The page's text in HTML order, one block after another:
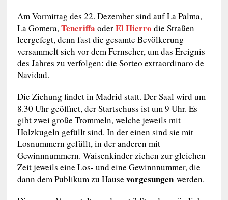
Am Vormittag des 22. Dezember sind auf La Palma,
La Gomera,Teneriffa oderEl Hierro die Straßen
leergefegt, denn fast die gesamte Bevölkerung
versammelt sich vor dem Fernseher, um das Ereignis
des Jahres zu verfolgen: die Sorteo extraordinaro de
Navidad.
Die Ziehung findet in Madrid statt. Der Saal wird um
8.30 Uhr geöffnet, der Startschuss ist um 9 Uhr. Es
gibt zwei große Trommeln, welche jeweils mit
Holzkugeln gefüllt sind. In der einen sind sie mit
Losnummern gefüllt, in der anderen mit
Gewinnnummern. Waisenkinder ziehen zur gleichen
Zeit jeweils eine Los- und eine Gewinnnummer, die
dann dem Publikum zu Hause vorgesungenwerden.